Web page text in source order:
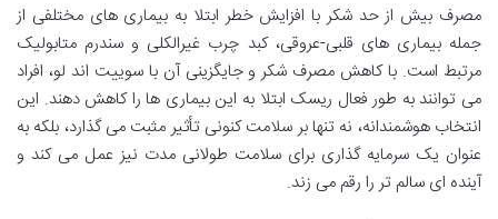
مصرف بیش از حد شکر با افزایش خطر ابتلا به بیماری های مختلفی از
جمله بیماری های قلبی-عروقی، کبد چرب غیرالکلی و سندرم متابولیک
مرتبط است. با کاهش مصرف شکر و جایگزینی آن با سوییت اند لو، افراد
می توانند به طور فعال ریسک ابتلا به این بیماری ها را کاهش دهند. این
انتخاب هوشمندانه، نه تنها بر سلامت کنونی تأثیر مثبت می گذارد، بلکه به
عنوان یک سرمایه گذاری برای سلامت طولانی مدت نیز عمل می کند و
آینده ای سالم تر را رقم می زند.